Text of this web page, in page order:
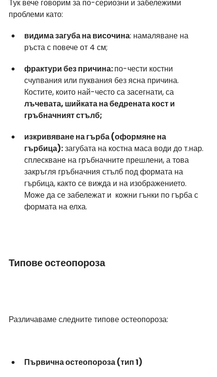
Тук вече говорим за по-сериозни и забележими
проблеми като:
видима загуба на височина: намаляване на
ръста с повече от 4 см;
фрактури без причина: по-чести костни
счупвания или пуквания без ясна причина.
Костите, които най-често са засегнати, са
лъчевата, шийката на бедрената кост и
гръбначният стълб;
изкривяване на гърба (оформяне на
гърбица): загубата на костна маса води до т.нар.
сплескване на гръбначните прешлени, а това
закръгля гръбначния стълб под формата на
гърбица, както се вижда и на изображението.
Може да се забележат и  кожни гънки по гърба с
формата на елха.
Типове остеопороза
Различаваме следните типове остеопороза:
Първична остеопороза (тип 1)